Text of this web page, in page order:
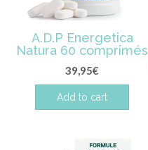
A.D.P Energetica
Natura 60 comprimés
39,95€
Add to cart